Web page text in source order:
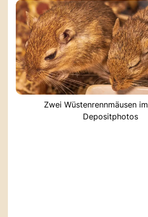
Zwei Wüstenrennmäusen
Depositphotos